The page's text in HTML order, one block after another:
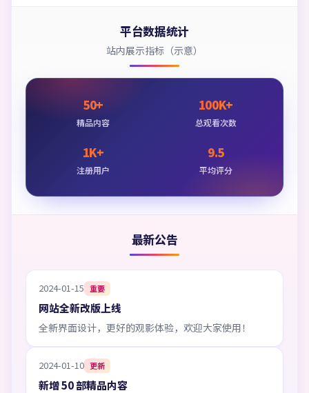
平台数据统计
站内展示指标（示意）
50+
精品内容
100K+
总观看次数
1K+
注册用户
9.5
平均评分
最新公告
2024-01-15 重要
网站全新改版上线
全新界面设计，更好的观影体验，欢迎大家使用！
2024-01-10 更新
新增 50 部精品内容